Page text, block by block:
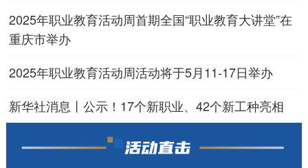
2025年职业教育活动周首期全国“职业教育大讲堂”在
重庆市举办
2025年职业教育活动周活动将于5月11-17日举办
新华社消息丨公示！17个新职业、42个新工种亮相